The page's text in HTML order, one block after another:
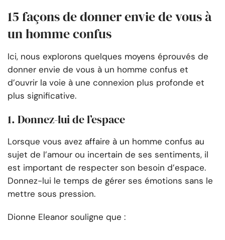
15 façons de donner envie de vous à
un homme confus
Ici, nous explorons quelques moyens éprouvés de
donner envie de vous à un homme confus et
d’ouvrir la voie à une connexion plus profonde et
plus significative.
1. Donnez-lui de l’espace
Lorsque vous avez affaire à un homme confus au
sujet de l’amour ou incertain de ses sentiments, il
est important de respecter son besoin d’espace.
Donnez-lui le temps de gérer ses émotions sans le
mettre sous pression.
Dionne Eleanor souligne que :